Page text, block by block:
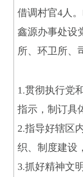
借调村官4人
鑫源办事处设
所、环卫所、
1.贯彻执行党
指示，制订具
2.指导好辖区
织、制度建设
3.抓好精神文